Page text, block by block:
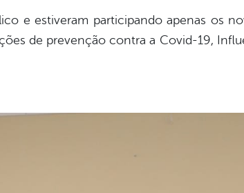
e estiveram participando apenas os
de prevenção contra a Covid-19,